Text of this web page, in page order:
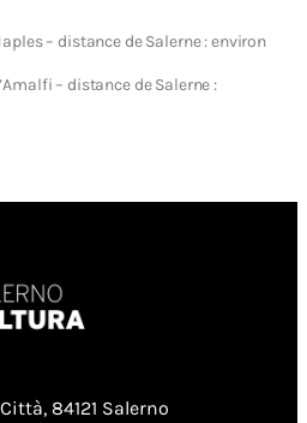
– distance de Salerne : environ
– distance de Salerne :
84121 Salerno